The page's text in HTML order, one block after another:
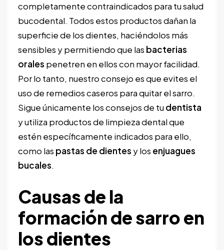
completamente contraindicados para tu salud
bucodental. Todos estos productos dañan la
superficie de los dientes, haciéndolos más
sensibles y permitiendo que las bacterias
orales penetren en ellos con mayor facilidad.
Por lo tanto, nuestro consejo es que evites el
uso de remedios caseros para quitar el sarro.
Sigue únicamente los consejos de tu dentista
y utiliza productos de limpieza dental que
estén específicamente indicados para ello,
como las pastas de dientes y los enjuagues
bucales.
Causas de la
formación de sarro en
los dientes